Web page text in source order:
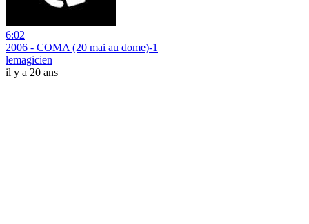
6:02
2006 - COMA (20 mai au dome)-1
lemagicien
il y a 20 ans